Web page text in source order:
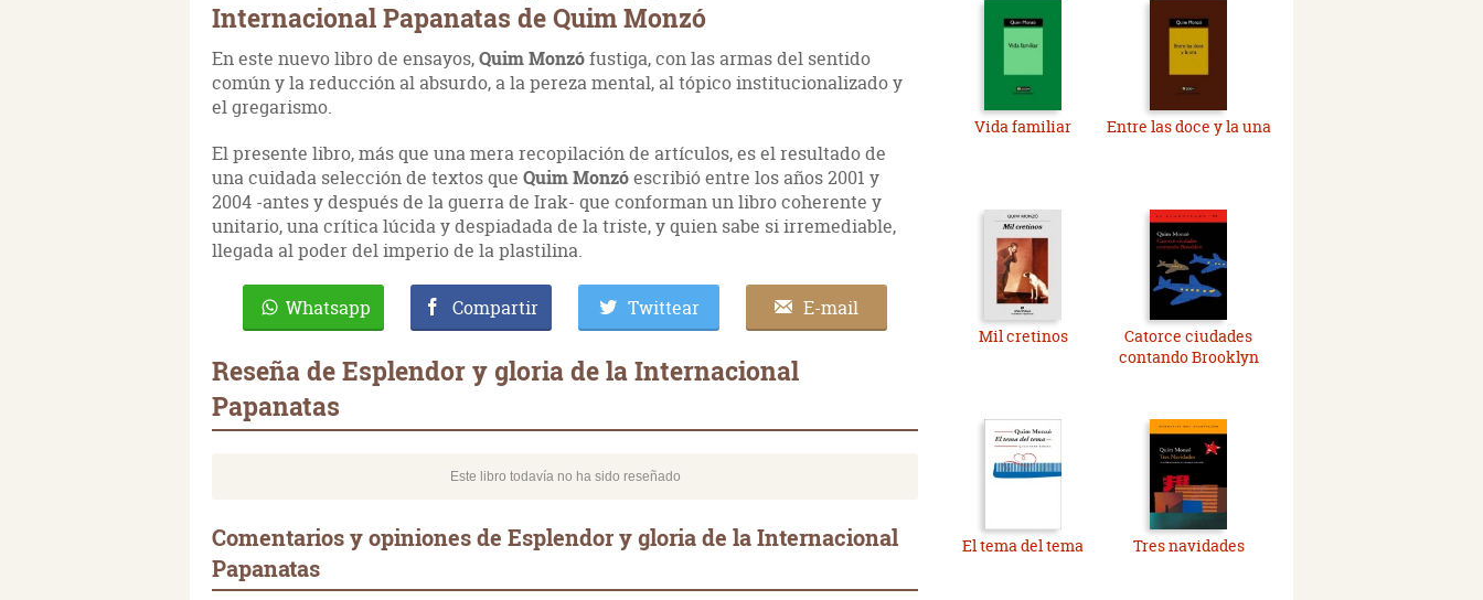
Internacional Papanatas de Quim Monzó
En este nuevo libro de ensayos,Quim Monzófustiga, con las armas del sentido
común y la reducción al absurdo, a la pereza mental, al tópico institucionalizado y
el gregarismo.
El presente libro, más que una mera recopilación de artículos, es el resultado de
una cuidada selección de textos que Quim Monzóescribió entre los años 2001 y
2004 -antes y después de la guerra de Irak- que conforman un libro coherente y
unitario, una crítica lúcida y despiadada de la triste, y quien sabe si irremediable,
llegada al poder del imperio de la plastilina.
Whatsapp Compartir Twittear E-mail
Reseña de Esplendor y gloria de la Internacional
Papanatas
Este libro todavía no ha sido reseñado
Comentarios y opiniones de Esplendor y gloria de la Internacional
Papanatas
Vida familiar Entre las doce y la una
Mil cretinos
Catorce ciudades
contando Brooklyn
El tema del tema Tres navidades